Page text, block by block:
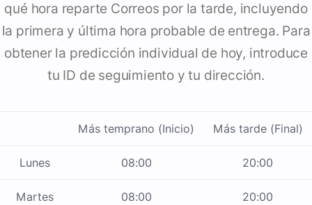
qué hora reparte Correos por la tarde, incluyendo
la primera y última hora probable de entrega. Para
obtener la predicción individual de hoy, introduce
tu ID de seguimiento y tu dirección.
Más temprano (Inicio) Más tarde (Final)
Lunes 08:00 20:00
Martes 08:00 20:00